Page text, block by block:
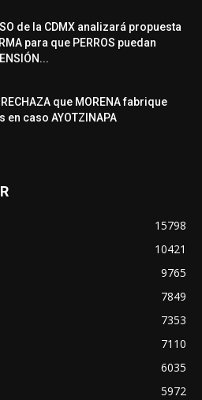
de la CDMX analizará propuesta
para que PERROS puedan
RECHAZA que MORENA fabrique
en caso AYOTZINAPA
15798
10421
9765
7849
7353
7110
6035
5972